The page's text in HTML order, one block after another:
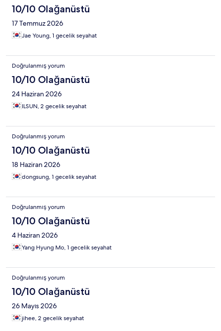
10/10 Olağanüstü
17 Temmuz 2026
Jae Young, 1 gecelik seyahat
Doğrulanmış yorum
10/10 Olağanüstü
24 Haziran 2026
ILSUN, 2 gecelik seyahat
Doğrulanmış yorum
10/10 Olağanüstü
18 Haziran 2026
dongsung, 1 gecelik seyahat
Doğrulanmış yorum
10/10 Olağanüstü
4 Haziran 2026
Yang Hyung Mo, 1 gecelik seyahat
Doğrulanmış yorum
10/10 Olağanüstü
26 Mayıs 2026
jihee, 2 gecelik seyahat